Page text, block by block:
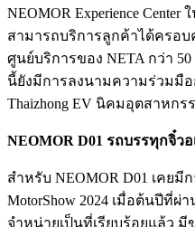
NEOMOR Experience
สามารถบริการลูกค้าได้ครอ
ศูนย์บริการของ NETA กว่า
นี้ยังมีการลงนามความร่วมมื
Thaizhong EV นิคมอุตสาหกร
NEOMOR D01 รถบรรทุกจิ๋ว
สำหรับ NEOMOR D01 เคย
MotorShow 2024 เมื่อต้นปีที่
จำหน่ายเป็นที่เรียบร้อยแล้ว มี